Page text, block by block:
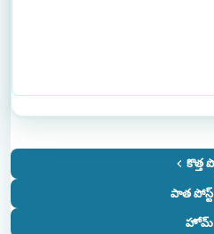
కొత్త
పాత పోస్ట్
హోమ్